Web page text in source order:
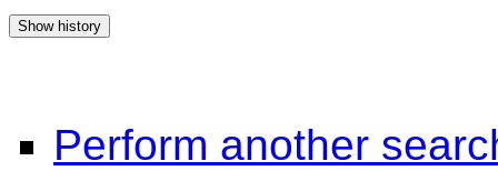
Perform another